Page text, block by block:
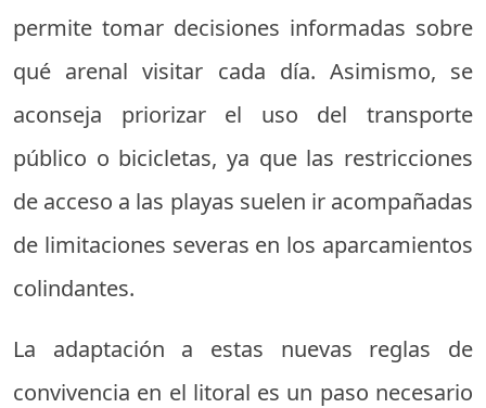
permite tomar decisiones informadas sobre
qué arenal visitar cada día. Asimismo, se
aconseja priorizar el uso del transporte
público o bicicletas, ya que las restricciones
de acceso a las playas suelen ir acompañadas
de limitaciones severas en los aparcamientos
colindantes.
La adaptación a estas nuevas reglas de
convivencia en el litoral es un paso necesario